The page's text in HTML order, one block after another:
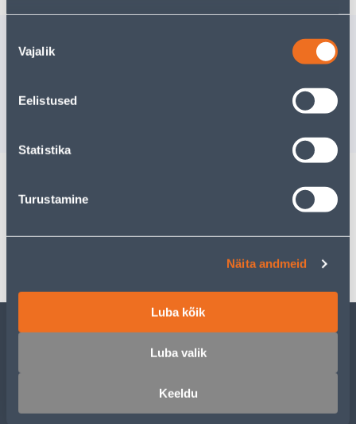
valik
Vajalik
Eelistused
Statistika
Turustamine
Näita andmeid
Luba kõik
Luba valik
Keeldu
3.99 €
2.59 €
Spetsifikatsioon